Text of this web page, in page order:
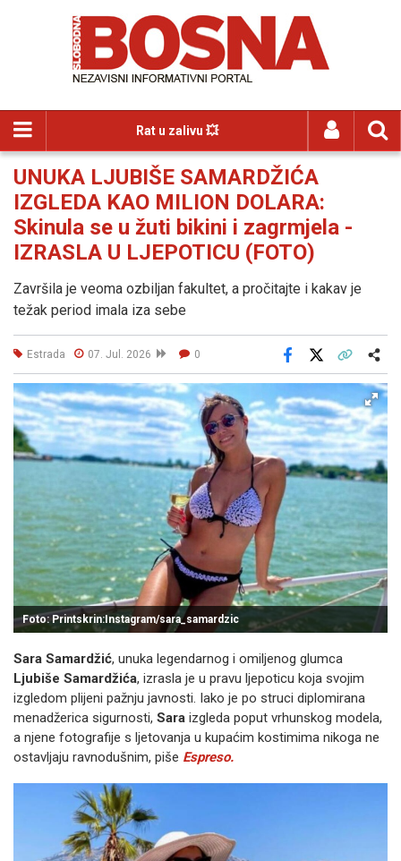
Rat u zalivu 💥
UNUKA LJUBIŠE SAMARDŽIĆA
IZGLEDA KAO MILION DOLARA:
Skinula se u žuti bikini i zagrmjela -
IZRASLA U LJEPOTICU (FOTO)
Završila je veoma ozbiljan fakultet, a pročitajte i kakav je
težak period imala iza sebe
Estrada 07. Jul. 2026 0
Facebook
Foto: Printskrin:Instagram/sara_samardzic
Sara Samardžić, unuka legendarnog i omiljenog glumca
Ljubiše Samardžića, izrasla je u pravu ljepoticu koja svojim
izgledom plijeni pažnju javnosti. Iako je po struci diplomirana
menadžerica sigurnosti, Sara izgleda poput vrhunskog modela,
a njene fotografije s ljetovanja u kupaćim kostimima nikoga ne
ostavljaju ravnodušnim, piše Espreso.